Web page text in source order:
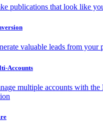
publications that look like
valuable leads from your
Accounts
multiple accounts with